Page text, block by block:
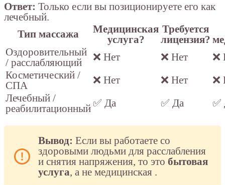
Ответ: Только если вы позиционируете его как
лечебный.
Тип массажа
Медицинская
услуга?
Требуется
лицензия?
Оздоровительный
/ расслабляющий
❌ Нет ❌ Нет
❌
Косметический /
СПА
❌ Нет ❌ Нет
❌
Лечебный /
реабилитационный✅ Да ✅ Да ✅
Вывод: Если вы работаете со
здоровыми людьми для расслабления
и снятия напряжения, то это бытовая
услуга, а не медицинская .